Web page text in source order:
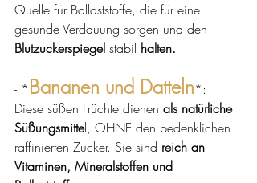
Quelle für Ballaststoffe, die für eine
gesunde Verdauung sorgen und den
Blutzuckerspiegel stabil halten.
- *Bananen und Datteln*:
Diese süßen Früchte dienen als natürliche
Süßungsmittel, OHNE den bedenklichen
raffinierten Zucker. Sie sind reich an
Vitaminen, Mineralstoffen und